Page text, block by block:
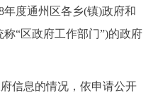
读 回应关切
度通州区各乡(镇)政府和
“区政府工作部门”)的政府
息的情况，依申请公开